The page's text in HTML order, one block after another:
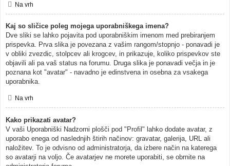
Na vrh
Kaj so sličice poleg mojega uporabniškega imena?
Dve sliki se lahko pojavita pod uporabniškim imenom med prebiranjem
prispevka. Prva slika je povezana z vašim rangom/stopnjo - ponavadi je
v obliki zvezdic, stolpcev ali krogcev, in prikazuje, koliko prispevkov ste
objavili ali pa vaš status na forumu. Druga slika je ponavadi večja in je
poznana kot "avatar" - navadno je edinstvena in osebna za vsakega
uporabnika.
Na vrh
Kako prikazati avatar?
V vaši Uporabniški Nadzorni plošči pod "Profil" lahko dodate avatar, z
uporabo enega od naslednjih štirih načinov: gravatar, galerija, URL ali
naložitev. To je odvisno od administratorja, da izbere način na katerega
so avatarji na voljo. Če avatarjev ne morete uporabiti, se obrnite na